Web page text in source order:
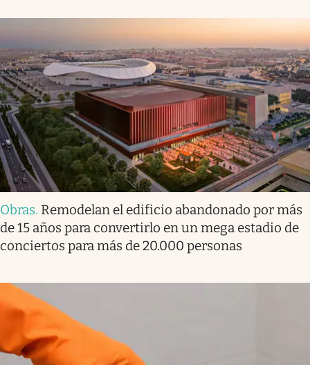
Obras. Remodelan el edificio abandonado por más
de 15 años para convertirlo en un mega estadio de
conciertos para más de 20.000 personas